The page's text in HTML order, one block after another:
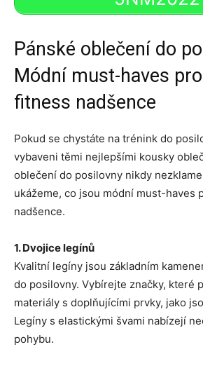
Pánské oblečení do
Módní must-haves
fitness nadšence
Pokud se chystáte na trénink do
vybaveni těmi nejlepšími kousky
oblečení do posilovny nikdy
ukážeme, co jsou módní must-haves
nadšence.
1. Dvojice legínů
Kvalitní legíny jsou základním
do posilovny. Vybírejte značky, které
materiály s doplňujícími prvky, jako
Legíny s elastickými švami nabízejí
pohybu.